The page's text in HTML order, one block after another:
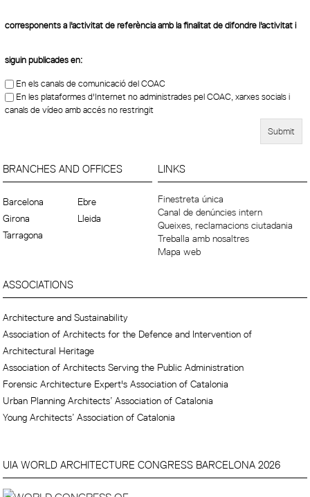
corresponents a l'activitat de referència amb la finalitat de difondre l'activitat i
siguin publicades en:
En els canals de comunicació del COAC
En les plataformes d'Internet no administrades pel COAC, xarxes socials i
canals de vídeo amb accés no restringit
BRANCHES AND OFFICES
Barcelona
Ebre
Girona
Lleida
Tarragona
LINKS
Finestreta única
Canal de denúncies intern
Queixes, reclamacions ciutadania
Treballa amb nosaltres
Mapa web
ASSOCIATIONS
Architecture and Sustainability
Association of Architects for the Defence and Intervention of
Architectural Heritage
Association of Architects Serving the Public Administration
Forensic Architecture Expert's Association of Catalonia
Urban Planning Architects’ Association of Catalonia
Young Architects’ Association of Catalonia
UIA WORLD ARCHITECTURE CONGRESS BARCELONA 2026